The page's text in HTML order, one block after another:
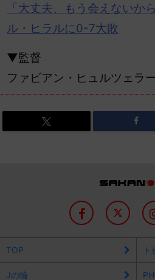
「大丈夫、もう会えないから
ル・ヒラルに0-7大敗
▼監督
ファビアン・ヒュルツェラー
TOP
Jの輪